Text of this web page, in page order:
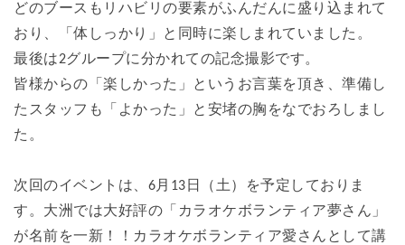
どのブースもリハビリの要素がふんだんに盛り込まれて
おり、「体しっかり」と同時に楽しまれていました。
最後は2グループに分かれての記念撮影です。
皆様からの「楽しかった」というお言葉を頂き、準備し
たスタッフも「よかった」と安堵の胸をなでおろしまし
た。
次回のイベントは、6月13日（土）を予定しておりま
す。 大洲では大好評の「カラオケボランティア夢さん」
が名前を一新！！ カラオケボランティア愛さんとして講